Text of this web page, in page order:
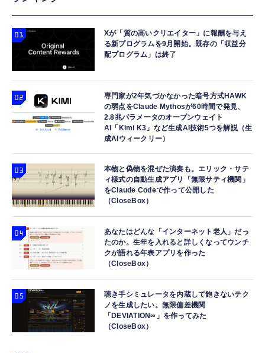
Xが「質の高いクリエイター」に報酬を与え
る新プログラムを9月開始。既存の「収益分
配プログラム」は終了
専門家が2年気づかなかった暗号方式HAWK
の弱点をClaude Mythosが60時間で発見、
2.8兆パラメータのオープンウェイト
AI「Kimi K3」など生成AI技術5つを解説（生
成AIウィークリー）
本物と偽物を混ぜた演奏も。エリック・サテ
ィ様式の自動生成アプリ「無限サティ機関」
をClaude Codeで作って公開した
（CloseBox）
あなたはどんな「インターネット老人」だっ
たのか。生年を入れると詳しくなってウンチ
クが語れる年表アプリを作った
（CloseBox）
聴き手シミュレータを内蔵して飽きないテク
ノを生成したい。無限偏差機関
「DEVIATION∞」を作ってみた
（CloseBox）